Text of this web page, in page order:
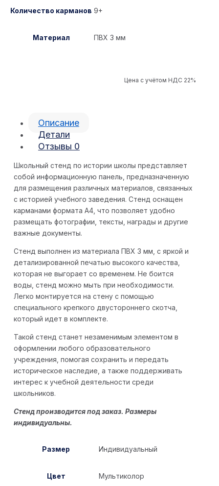
Количество карманов 9+
Материал ПВХ 3 мм
Цена с учётом НДС 22%
Описание
Детали
Отзывы 0
Школьный стенд по истории школы представляет
собой информационную панель, предназначенную
для размещения различных материалов, связанных
с историей учебного заведения. Стенд оснащен
карманами формата А4, что позволяет удобно
размещать фотографии, тексты, награды и другие
важные документы.
Стенд выполнен из материала ПВХ 3 мм, с яркой и
детализированной печатью высокого качества,
которая не выгорает со временем. Не боится
воды, стенд можно мыть при необходимости.
Легко монтируется на стену с помощью
специального крепкого двустороннего скотча,
который идет в комплекте.
Такой стенд станет незаменимым элементом в
оформлении любого образовательного
учреждения, помогая сохранить и передать
историческое наследие, а также поддерживать
интерес к учебной деятельности среди
школьников.
Стенд производится под заказ. Размеры
индивидуальны.
Размер Индивидуальный
Цвет Мультиколор